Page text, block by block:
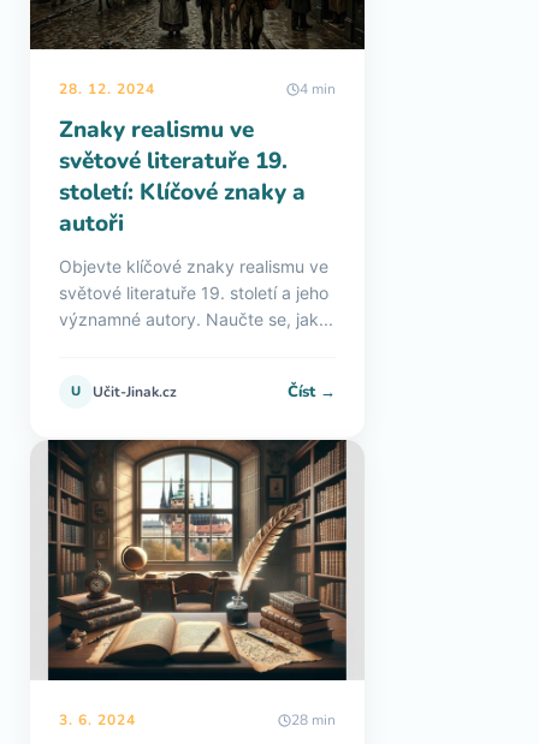
28. 12. 2024 4 min
Znaky realismu ve
světové literatuře 19.
století: Klíčové znaky a
autoři
Objevte klíčové znaky realismu ve
světové literatuře 19. století a jeho
významné autory. Naučte se, jak...
U Učit-Jinak.cz Číst →
3. 6. 2024 28 min